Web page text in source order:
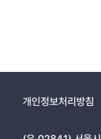
개인정보처리방침